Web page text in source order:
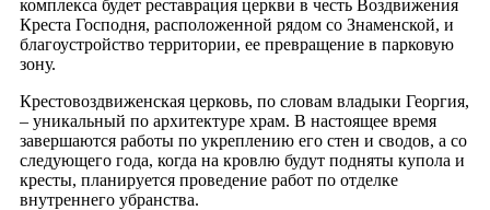
комплекса будет реставрация церкви в честь Воздвижения
Креста Господня, расположенной рядом со Знаменской, и
благоустройство территории, ее превращение в парковую
зону.
Крестовоздвиженская церковь, по словам владыки Георгия,
– уникальный по архитектуре храм. В настоящее время
завершаются работы по укреплению его стен и сводов, а со
следующего года, когда на кровлю будут подняты купола и
кресты, планируется проведение работ по отделке
внутреннего убранства.